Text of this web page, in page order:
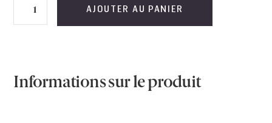
2
AJOUTER AU PANIER
Informations sur le produit